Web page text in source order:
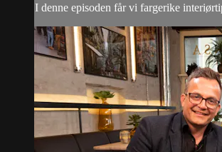
I denne episoden får vi fargerike